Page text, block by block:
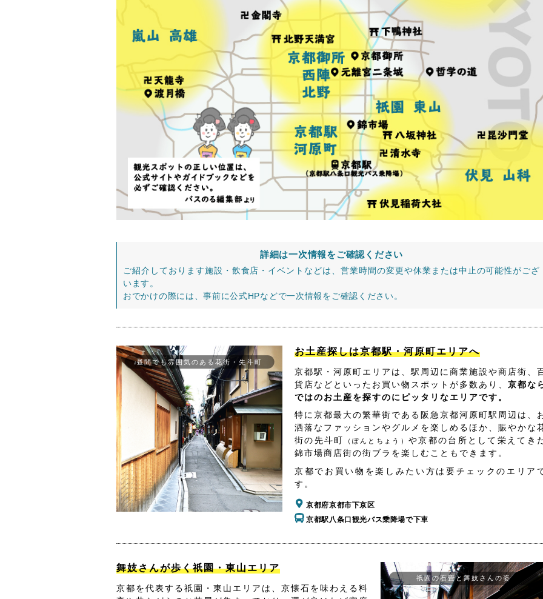
詳細は一次情報をご確認ください
ご紹介しております施設・飲食店・イベントなどは、営業時間の変更や休業または中止の可能性がござ
います。
おでかけの際には、事前に公式HPなどで一次情報をご確認ください。
昼間でも雰囲気のある花街・先斗町
お土産探しは京都駅・河原町エリアへ
京都駅・河原町エリアは、駅周辺に商業施設や商店街、
貨店などといったお買い物スポットが多数あり、 京都な
ではのお土産を探すのにピッタリなエリアです。
特に京都最大の繁華街である阪急京都河原町駅周辺は、
洒落なファッションやグルメを楽しめるほか、賑やかな
街の先斗町
（ぽんとちょう）や京都の台所として栄えてき
錦市場商店街の街ブラを楽しむこともできます。
京都でお買い物を楽しみたい方は要チェックのエリア
す。
京都府京都市下京区
京都駅八条口観光バス乗降場で下車
舞妓さんが歩く祇園・東山エリア
京都を代表する祇園・東山エリアは、京懐石を味わえる料
祇園の石畳と舞妓さんの姿